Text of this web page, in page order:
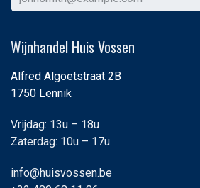
Wijnhandel Huis Vossen
Alfred Algoetstraat 2B
1750 Lennik
Vrijdag: 13u – 18u
Zaterdag: 10u – 17u
info@huisvossen.be